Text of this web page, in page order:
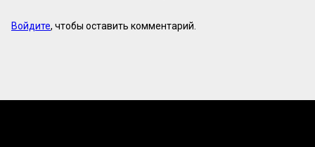
Войдите, чтобы оставить комментарий.